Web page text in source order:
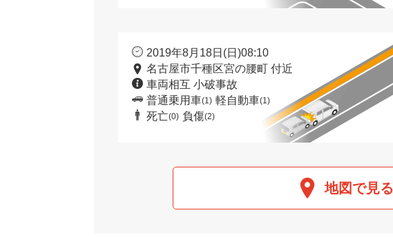
2019年8月18日(日)08:10
名古屋市千種区宮の腰町 付近
車両相互 小破事故
普通乗用車(1) 軽自動車(1)
死亡(0) 負傷(2)
地図で見る